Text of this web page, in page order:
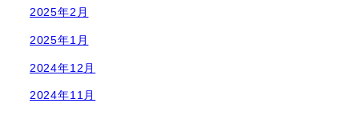
2025年2月
2025年1月
2024年12月
2024年11月